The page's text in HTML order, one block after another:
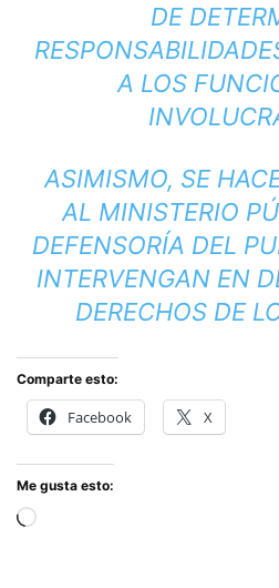
DE
A LOS
ASIMISMO, SE
AL MINISTERIO
DEFENSORÍA DEL
INTERVENGAN EN
DERECHOS DE
Comparte esto:
Facebook X
Me gusta esto:
Cargando...